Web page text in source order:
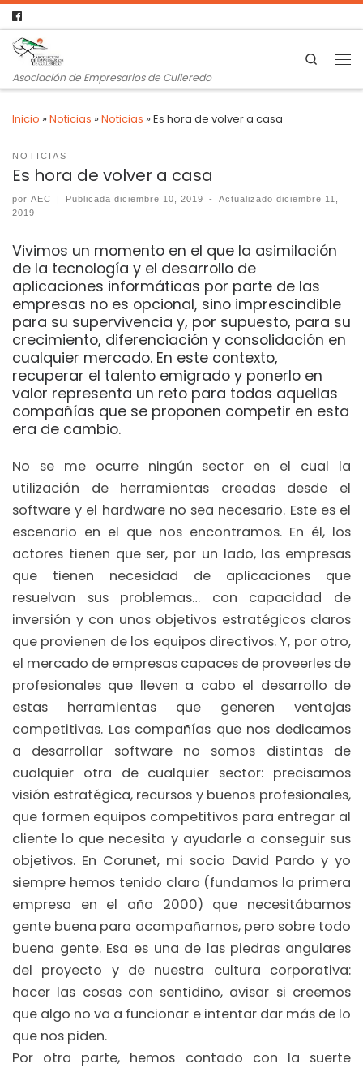
Asociación de Empresarios de Culleredo
Search
Inicio »Noticias »Noticias »Es hora de volver a casa
NOTICIAS
Es hora de volver a casa
por AEC | Publicadadiciembre 10, 2019 - Actualizadodiciembre 11,
2019
Vivimos un momento en el que la asimilación
de la tecnología y el desarrollo de
aplicaciones informáticas por parte de las
empresas no es opcional, sino imprescindible
para su supervivencia y, por supuesto, para su
crecimiento, diferenciación y consolidación en
cualquier mercado. En este contexto,
recuperar el talento emigrado y ponerlo en
valor representa un reto para todas aquellas
compañías que se proponen competir en esta
era de cambio.
No se me ocurre ningún sector en el cual la
utilización de herramientas creadas desde el
software y el hardware no sea necesario. Este es el
escenario en el que nos encontramos. En él, los
actores tienen que ser, por un lado, las empresas
que tienen necesidad de aplicaciones que
resuelvan sus problemas… con capacidad de
inversión y con unos objetivos estratégicos claros
que provienen de los equipos directivos. Y, por otro,
el mercado de empresas capaces de proveerles de
profesionales que lleven a cabo el desarrollo de
estas herramientas que generen ventajas
competitivas. Las compañías que nos dedicamos
a desarrollar software no somos distintas de
cualquier otra de cualquier sector: precisamos
visión estratégica, recursos y buenos profesionales,
que formen equipos competitivos para entregar al
cliente lo que necesita y ayudarle a conseguir sus
objetivos. En Corunet, mi socio David Pardo y yo
siempre hemos tenido claro (fundamos la primera
empresa en el año 2000) que necesitábamos
gente buena para acompañarnos, pero sobre todo
buena gente. Esa es una de las piedras angulares
del proyecto y de nuestra cultura corporativa:
hacer las cosas con sentidiño, avisar si creemos
que algo no va a funcionar e intentar dar más de lo
que nos piden.
Por otra parte, hemos contado con la suerte